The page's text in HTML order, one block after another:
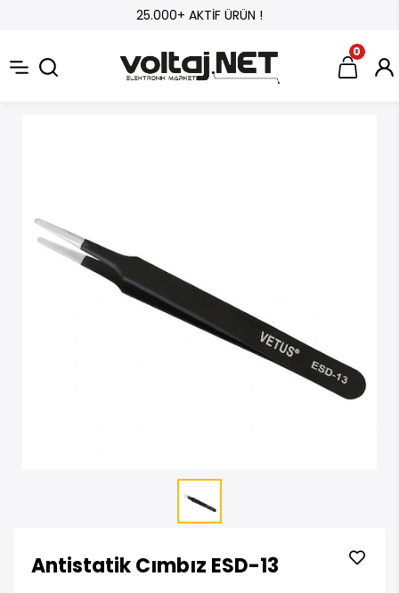
25.000+ AKTİF ÜRÜN !
0
Antistatik Cımbız ESD-13